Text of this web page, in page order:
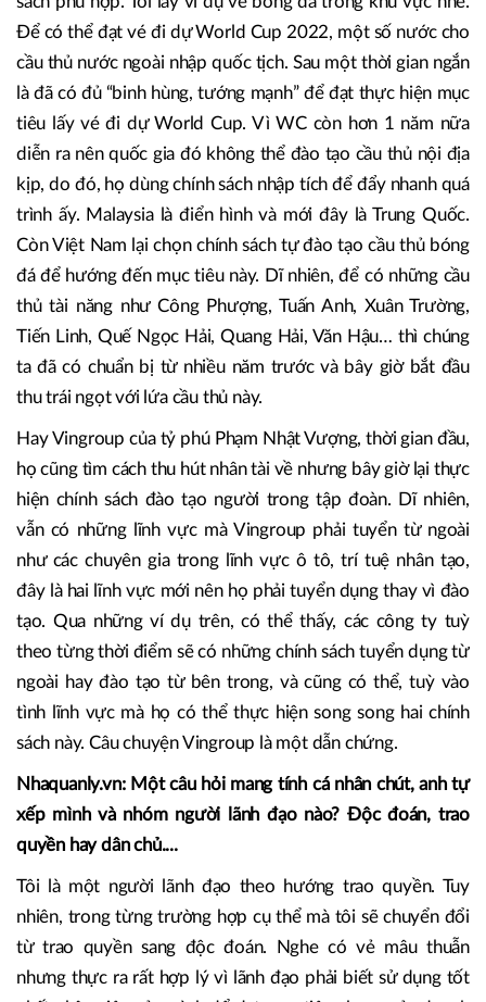
trong việc đào tạo người kế thừa. Theo anh, tại sao lại có
hiện tượng này?
Theo tôi, tuỳ vào từng thời điểm và mục đích của mỗi
doanh nghiệp mà người lãnh đạo cao nhất có những chính
sách phù hợp. Tôi lấy ví dụ về bóng đá trong khu vực nhé.
Để có thể đạt vé đi dự World Cup 2022, một số nước cho
cầu thủ nước ngoài nhập quốc tịch. Sau một thời gian ngắn
là đã có đủ “binh hùng, tướng mạnh” để đạt thực hiện mục
tiêu lấy vé đi dự World Cup. Vì WC còn hơn 1 năm nữa
diễn ra nên quốc gia đó không thể đào tạo cầu thủ nội địa
kịp, do đó, họ dùng chính sách nhập tích để đẩy nhanh quá
trình ấy. Malaysia là điển hình và mới đây là Trung Quốc.
Còn Việt Nam lại chọn chính sách tự đào tạo cầu thủ bóng
thủ tài năng như Công Phượng, Tuấn Anh, Xuân Trường,
Tiến Linh, Quế Ngọc Hải, Quang Hải, Văn Hậu… thì chúng
ta đã có chuẩn bị từ nhiều năm trước và bây giờ bắt đầu
thu trái ngọt với lứa cầu thủ này.
Hay Vingroup của tỷ phú Phạm Nhật Vượng, thời gian đầu,
họ cũng tìm cách thu hút nhân tài về nhưng bây giờ lại thực
hiện chính sách đào tạo người trong tập đoàn. Dĩ nhiên,
vẫn có những lĩnh vực mà Vingroup phải tuyển từ ngoài
như các chuyên gia trong lĩnh vực ô tô, trí tuệ nhân tạo,
đây là hai lĩnh vực mới nên họ phải tuyển dụng thay vì đào
theo từng thời điểm sẽ có những chính sách tuyển dụng từ
ngoài hay đào tạo từ bên trong, và cũng có thể, tuỳ vào
tình lĩnh vực mà họ có thể thực hiện song song hai chính
sách này. Câu chuyện Vingroup là một dẫn chứng.
Nhaquanly.vn: Một câu hỏi mang tính cá nhân chút, anh tự
xếp mình và nhóm người lãnh đạo nào? Độc đoán, trao
quyền hay dân chủ....